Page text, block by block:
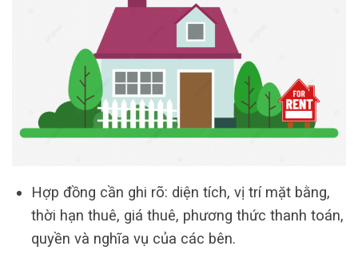
Hợp đồng cần ghi rõ: diện tích, vị trí mặt bằng,
thời hạn thuê, giá thuê, phương thức thanh toán,
quyền và nghĩa vụ của các bên.